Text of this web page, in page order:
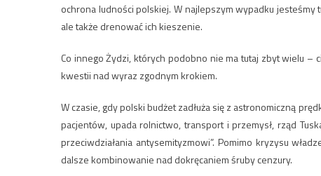
ochrona ludności polskiej. W najlepszym wypadku
ale także drenować ich kieszenie.
Co innego Żydzi, których podobno nie ma tutaj zbyt wielu –
kwestii nad wyraz zgodnym krokiem.
W czasie, gdy polski budżet zadłuża się z astronomiczną
pacjentów, upada rolnictwo, transport i przemysł, rząd
przeciwdziałania antysemityzmowi”. Pomimo kryzysu
dalsze kombinowanie nad dokręcaniem śruby cenzury.